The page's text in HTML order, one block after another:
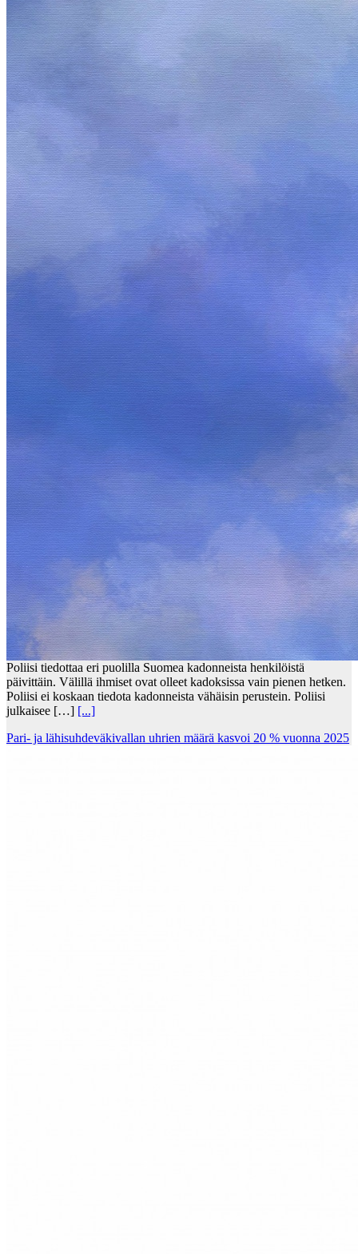
Poliisi tiedottaa eri puolilla Suomea kadonneista henkilöistä
päivittäin. Välillä ihmiset ovat olleet kadoksissa vain pienen hetken.
Poliisi ei koskaan tiedota kadonneista vähäisin perustein. Poliisi
julkaisee […] [...]
Pari- ja lähisuhdeväkivallan uhrien määrä kasvoi 20 % vuonna 2025